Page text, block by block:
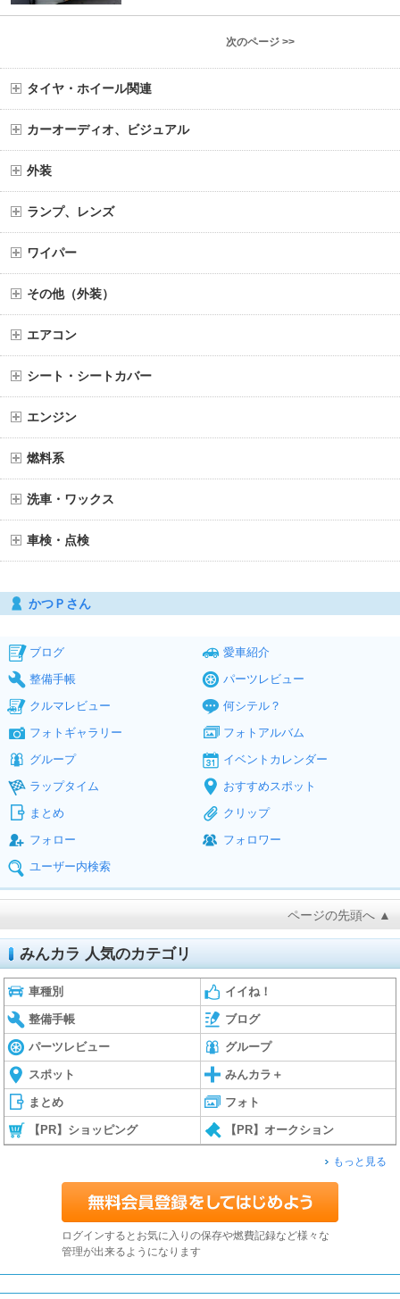
次のページ >>
タイヤ・ホイール関連
カーオーディオ、ビジュアル
外装
ランプ、レンズ
ワイパー
その他（外装）
エアコン
シート・シートカバー
エンジン
燃料系
洗車・ワックス
車検・点検
かつＰさん
ブログ
愛車紹介
整備手帳
パーツレビュー
クルマレビュー
何シテル？
フォトギャラリー
フォトアルバム
グループ
イベントカレンダー
ラップタイム
おすすめスポット
まとめ
クリップ
フォロー
フォロワー
ユーザー内検索
ページの先頭へ ▲
みんカラ 人気のカテゴリ
車種別 イイね！
整備手帳 ブログ
パーツレビュー グループ
スポット みんカラ＋
まとめ フォト
【PR】ショッピング 【PR】オークション
もっと見る
ログインするとお気に入りの保存や燃費記録など様々な
管理が出来るようになります